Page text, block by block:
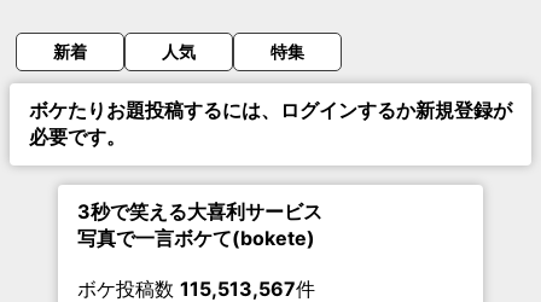
新着 人気 特集
ボケたりお題投稿するには、ログインするか新規登録が
必要です。
3秒で笑える大喜利サービス
写真で一言ボケて(bokete)
ボケ投稿数 115,513,567件